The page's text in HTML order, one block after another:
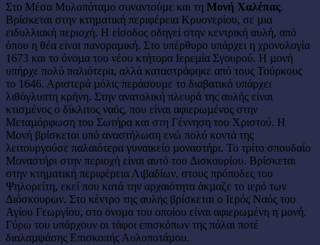
Στο Μέσα Μυλοπόταµο συναντούµε και τη Μονή Χαλέπας.
Βρίσκεται στην κτηµατική περιφέρεια Κρυονερίου, σε µια
ειδυλλιακή περιοχή. Η είσοδος οδηγεί στην κεντρική αυλή, από
όπου η θέα είναι πανοραµική. Στο υπέρθυρο υπάρχει η χρονολογία
1673 και το όνοµα του νέου κτήτορα Ιερεµία Σγουρού. Η µονή
υπήρχε πολύ παλιότερα, αλλά καταστράφηκε από τους Τούρκους
το 1646. Αριστερά µόλις περάσουµε το διαβατικό υπάρχει
λιθόγλυπτη κρήνη. Στην ανατολική πλευρά της αυλής είναι
κτισµένος ο δίκλιτος ναός, που είναι αφιερωµένος στην
Μεταµόρφωση του Σωτήρα και στη Γέννηση του Χριστού. Η
Μονή βρίσκεται υπό αναστήλωση ενώ πολύ κοντά της
λειτουργούσε παλαιότερα γυναικείο µοναστήρι. Το τρίτο σπουδαίο
Μοναστήρι στην περιοχή είναι αυτό του ∆ισκουρίου. Βρίσκεται
στην κτηµατική περιφέρεια Λιβαδίων, στους πρόποδες του
Ψηλορείτη, εκεί που κατά την αρχαιότητα άκµαζε το ιερό των
∆ιόσκουρων. Στο κέντρο της αυλής βρίσκεται ο Ιερός Ναός του
Αγίου Γεωργίου, στο όνοµα του οποίου είναι αφιερωµένη η µονή.
Γύρω του υπάρχουν οι τάφοι επισκόπων της πάλαι ποτέ
διαλαµψάσης Επισκοπής Αυλοποτάµου.